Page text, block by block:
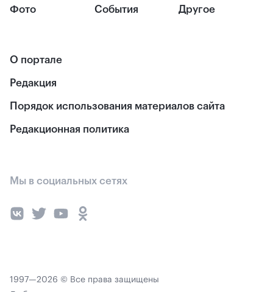
Фото События Другое
О портале
Редакция
Порядок использования материалов сайта
Редакционная политика
Мы в социальных сетях
1997—2026 © Все права защищены